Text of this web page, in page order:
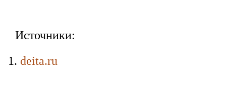
Источники:
deita.ru